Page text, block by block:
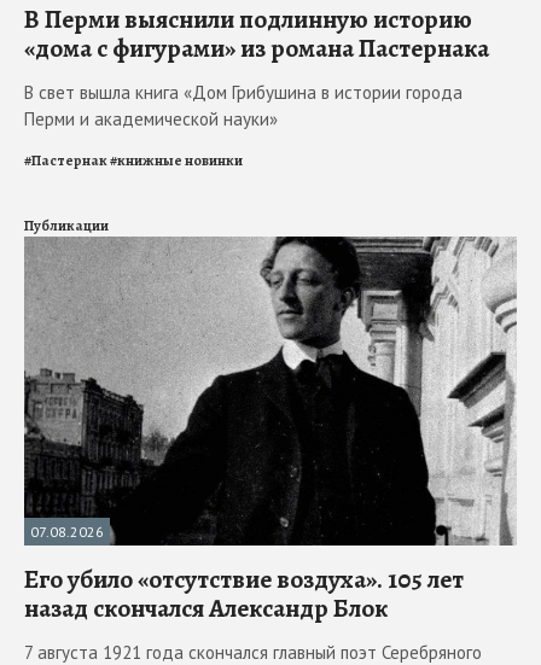
В Перми выяснили подлинную историю
«дома с фигурами» из романа Пастернака
В свет вышла книга «Дом Грибушина в истории города
Перми и академической науки»
#Пастернак#книжные новинки
Публикации
07.08.2026
Его убило «отсутствие воздуха». 105 лет
назад скончался Александр Блок
7 августа 1921 года скончался главный поэт Серебряного